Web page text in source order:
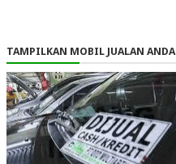
TAMPILKAN MOBIL JUALAN ANDA